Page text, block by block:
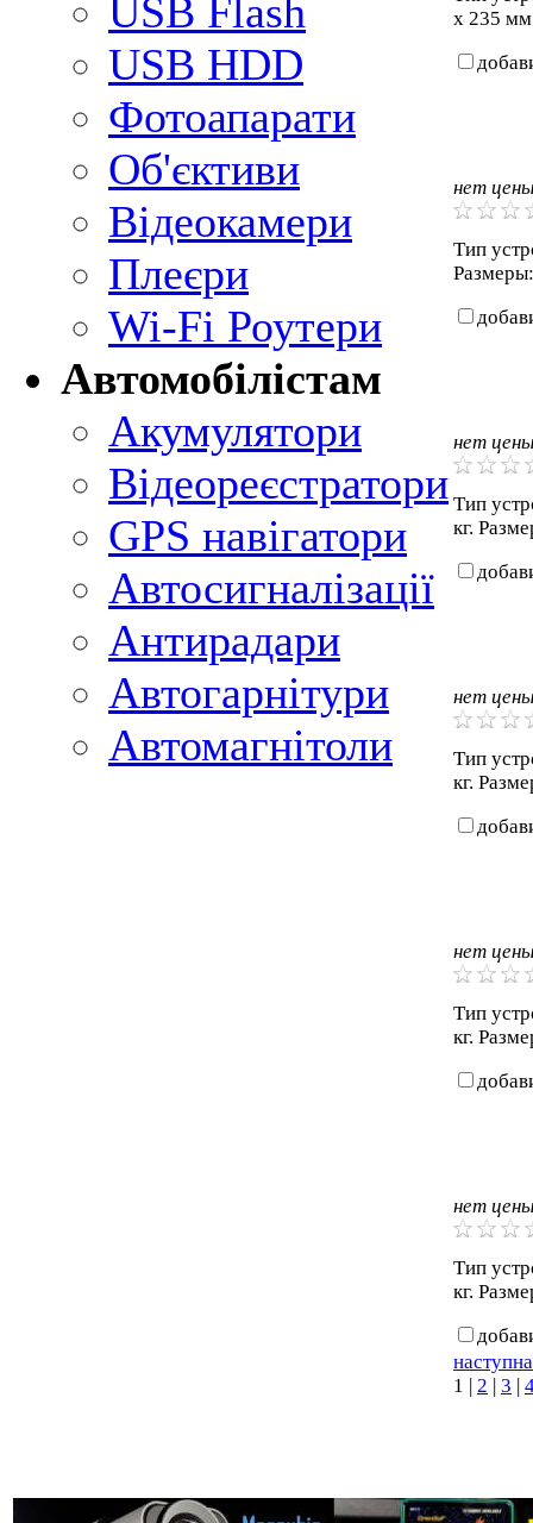
USB Flash
USB HDD
Фотоапарати
Об'єктиви
Відеокамери
Плеєри
Wi-Fi Роутери
Автомобілістам
Акумулятори
Відеореєстратори
GPS навігатори
Автосигналізації
Антирадари
Автогарнітури
Автомагнітоли
х 235
нет
Тип
нет
Тип
кг.
нет
Тип
кг.
нет
Тип
кг.
нет
Тип
кг.
1 | 2 | 3 |